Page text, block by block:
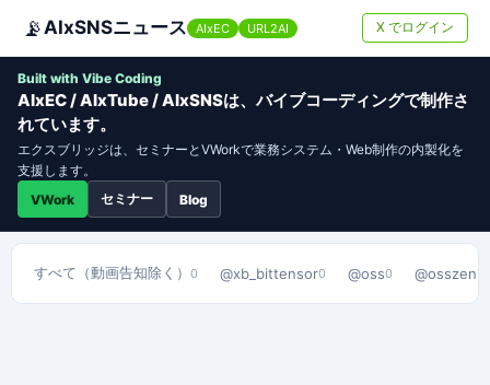
📡AIxSNSニュース AIxEC URL2AI X でログイン
Built with Vibe Coding
AIxEC / AIxTube / AIxSNSは、バイブコーディングで制作さ
れています。
エクスブリッジは、セミナーとVWorkで業務システム・Web制作の内製化を
支援します。
VWork
セミナー Blog
すべて（動画告知除く） 0 @xb_bittensor0 @oss0 @osszenn